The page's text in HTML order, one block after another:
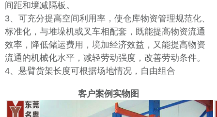
间距和境减隔板。
3、可充分提高空间利用率，使仓库物资管理规范化、
标准化，与堆垛机或叉车相配套，既能提高物资流通
效率，降低储运费用，境加经济效益，又能提高物资
流通的机械化水平，减轻劳动强度，改善劳动条件。
4、悬臂货架长度可根据场地情况，自由组合
客户案例实物图